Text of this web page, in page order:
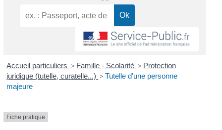
Accueil particuliers > Famille - Scolarité > Protection
juridique (tutelle, curatelle...) > Tutelle d'une personne
majeure
Fiche pratique